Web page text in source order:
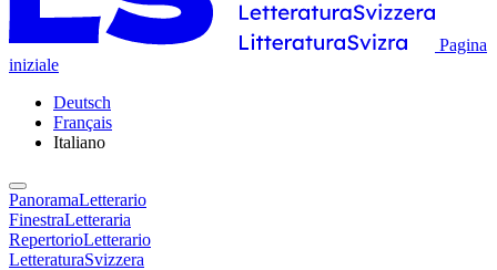
Pagina
iniziale
Deutsch
Français
Italiano
PanoramaLetterario
FinestraLetteraria
RepertorioLetterario
LetteraturaSvizzera